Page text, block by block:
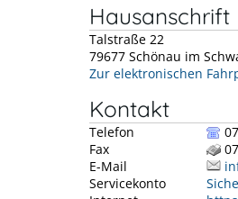
Hausanschrift
Talstraße 22
79677 Schönau im
Zur elektronischen
Kontakt
Telefon
Fax
E-Mail
Servicekonto